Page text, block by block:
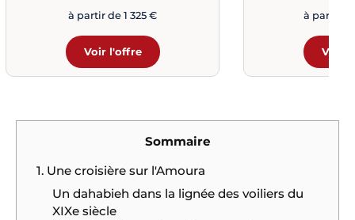
à partir de 1 325 €
Voir l'offre
à partir
Voir
Sommaire
1. Une croisière sur l'Amoura
Un dahabieh dans la lignée des voiliers du
XIXe siècle